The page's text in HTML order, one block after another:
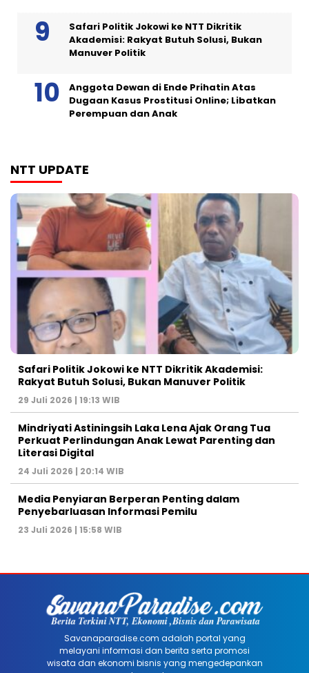
Safari Politik Jokowi ke NTT Dikritik
Akademisi: Rakyat Butuh Solusi, Bukan
Manuver Politik
Anggota Dewan di Ende Prihatin Atas
Dugaan Kasus Prostitusi Online; Libatkan
Perempuan dan Anak
NTT UPDATE
Safari Politik Jokowi ke NTT Dikritik Akademisi:
Rakyat Butuh Solusi, Bukan Manuver Politik
29 Juli 2026 | 19:13 WIB
Mindriyati Astiningsih Laka Lena Ajak Orang Tua
Perkuat Perlindungan Anak Lewat Parenting dan
Literasi Digital
24 Juli 2026 | 20:14 WIB
Media Penyiaran Berperan Penting dalam
Penyebarluasan Informasi Pemilu
23 Juli 2026 | 15:58 WIB
Savanaparadise.com adalah portal yang
melayani informasi dan berita serta promosi
wisata dan ekonomi bisnis yang mengedepankan